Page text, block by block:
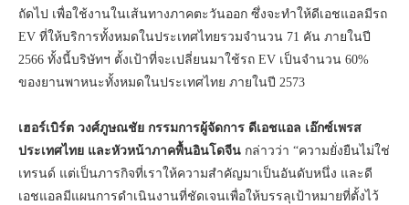
ถัดไป เพื่อใช้งานในเส้นทางภาคตะวันออก ซึ่งจะทำให้ดีเอชแอลมีรถ
EV ที่ให้บริการทั้งหมดในประเทศไทยรวมจำนวน 71 คัน ภายในปี
2566 ทั้งนี้บริษัทฯ ตั้งเป้าที่จะเปลี่ยนมาใช้รถ EV เป็นจำนวน 60%
ของยานพาหนะทั้งหมดในประเทศไทย ภายในปี 2573
เฮอร์เบิร์ต วงศ์ภูษณชัย กรรมการผู้จัดการ ดีเอชแอล เอ๊กซ์เพรส
ประเทศไทย และหัวหน้าภาคพื้นอินโดจีน กล่าวว่า “ความยั่งยืนไม่ใช่
เทรนด์ แต่เป็นภารกิจที่เราให้ความสำคัญมาเป็นอันดับหนึ่ง และดี
เอชแอลมีแผนการดำเนินงานที่ชัดเจนเพื่อให้บรรลุเป้าหมายที่ตั้งไว้